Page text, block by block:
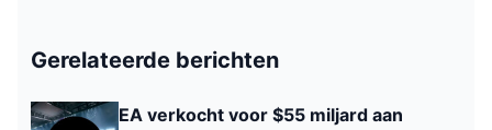
Gerelateerde berichten
EA verkocht voor $55 miljard aan